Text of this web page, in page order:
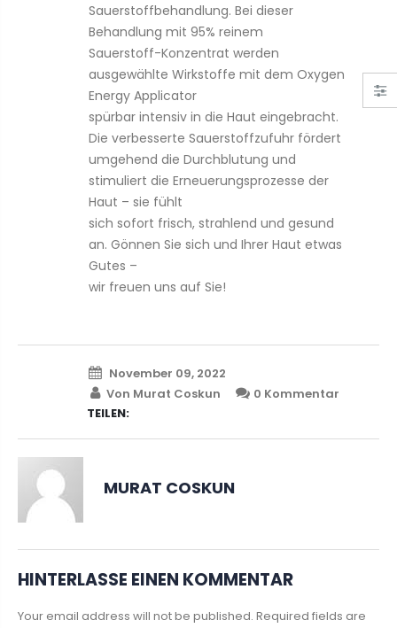
Sauerstoffbehandlung. Bei dieser
Behandlung mit 95% reinem
Sauerstoff-Konzentrat werden
ausgewählte Wirkstoffe mit dem Oxygen
Energy Applicator
spürbar intensiv in die Haut eingebracht.
Die verbesserte Sauerstoffzufuhr fördert
umgehend die Durchblutung und
stimuliert die Erneuerungsprozesse der
Haut – sie fühlt
sich sofort frisch, strahlend und gesund
an. Gönnen Sie sich und Ihrer Haut etwas
Gutes –
wir freuen uns auf Sie!
November 09, 2022
Von Murat Coskun
0 Kommentar
TEILEN:
MURAT COSKUN
HINTERLASSE EINEN KOMMENTAR
Your email address will not be published. Required fields are
Cream Stay Shadow Stick
€30,00
€65,00
Pressed Base
€65,00
€99,00